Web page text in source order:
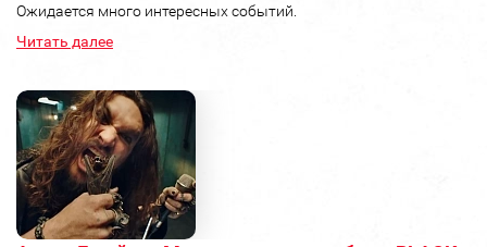
Ожидается много интересных событий.
Читать далее